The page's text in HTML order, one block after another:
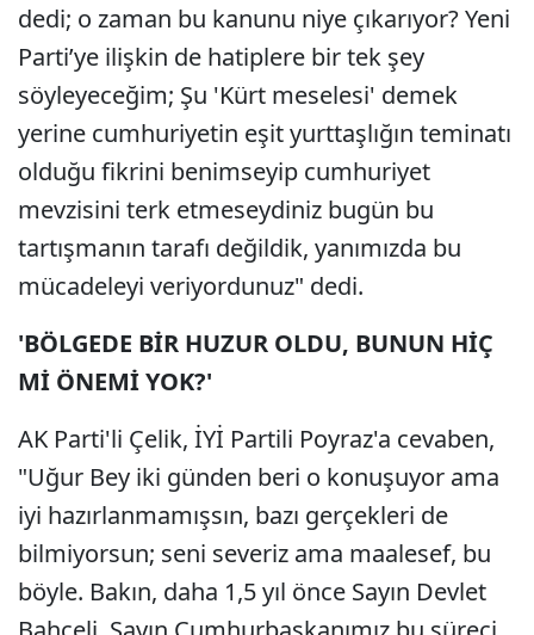
dedi; o zaman bu kanunu niye çıkarıyor? Yeni
Parti’ye ilişkin de hatiplere bir tek şey
söyleyeceğim; Şu 'Kürt meselesi' demek
yerine cumhuriyetin eşit yurttaşlığın teminatı
olduğu fikrini benimseyip cumhuriyet
mevzisini terk etmeseydiniz bugün bu
tartışmanın tarafı değildik, yanımızda bu
mücadeleyi veriyordunuz" dedi.
'BÖLGEDE BİR HUZUR OLDU, BUNUN HİÇ
Mİ ÖNEMİ YOK?'
AK Parti'li Çelik, İYİ Partili Poyraz'a cevaben,
"Uğur Bey iki günden beri o konuşuyor ama
iyi hazırlanmamışsın, bazı gerçekleri de
bilmiyorsun; seni severiz ama maalesef, bu
böyle. Bakın, daha 1,5 yıl önce Sayın Devlet